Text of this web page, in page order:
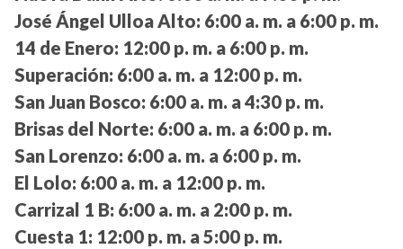
José Ángel Ulloa Alto: 6:00 a. m. a 6:00 p. m.
14 de Enero: 12:00 p. m. a 6:00 p. m.
Superación: 6:00 a. m. a 12:00 p. m.
San Juan Bosco: 6:00 a. m. a 4:30 p. m.
Brisas del Norte: 6:00 a. m. a 6:00 p. m.
San Lorenzo: 6:00 a. m. a 6:00 p. m.
El Lolo: 6:00 a. m. a 12:00 p. m.
Carrizal 1 B: 6:00 a. m. a 2:00 p. m.
Cuesta 1: 12:00 p. m. a 5:00 p. m.